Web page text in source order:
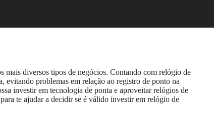
mais diversos tipos de negócios. Contando com relógio de
evitando problemas em relação ao registro de ponto na
investir em tecnologia de ponta e aproveitar relógios de
te ajudar a decidir se é válido investir em relógio de